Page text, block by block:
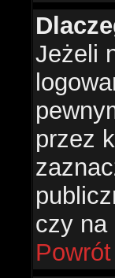
Jeżeli
przez
czy na